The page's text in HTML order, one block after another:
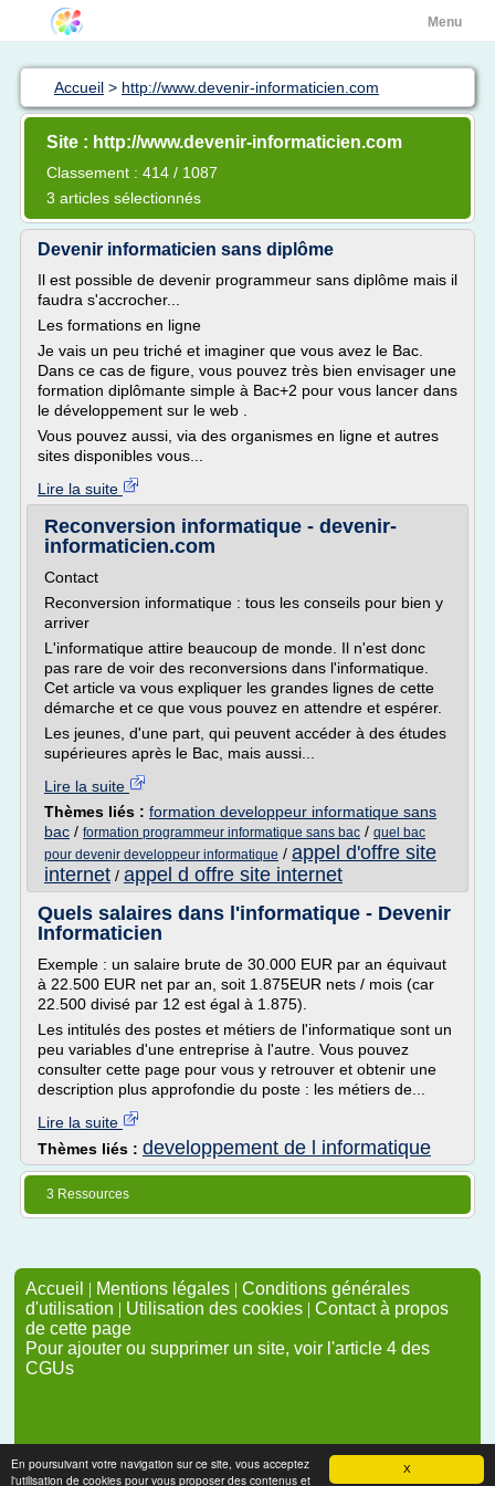
X
En poursuivant votre navigation sur ce site, vous acceptez
l'utilisation de cookies pour vous proposer des contenus et
Menu
Accueil > http://www.devenir-informaticien.com
Site : http://www.devenir-informaticien.com
Classement : 414 / 1087
3 articles sélectionnés
Devenir informaticien sans diplôme
Il est possible de devenir programmeur sans diplôme mais il
faudra s'accrocher...
Les formations en ligne
Je vais un peu triché et imaginer que vous avez le Bac.
Dans ce cas de figure, vous pouvez très bien envisager une
formation diplômante simple à Bac+2 pour vous lancer dans
le développement sur le web .
Vous pouvez aussi, via des organismes en ligne et autres
sites disponibles vous...
Lire la suite
Reconversion informatique - devenir-
informaticien.com
Contact
Reconversion informatique : tous les conseils pour bien y
arriver
L'informatique attire beaucoup de monde. Il n'est donc
pas rare de voir des reconversions dans l'informatique.
Cet article va vous expliquer les grandes lignes de cette
démarche et ce que vous pouvez en attendre et espérer.
Les jeunes, d'une part, qui peuvent accéder à des études
supérieures après le Bac, mais aussi...
Lire la suite
Thèmes liés : formation developpeur informatique sans
bac / formation programmeur informatique sans bac / quel bac
pour devenir developpeur informatique / appel d'offre site
internet / appel d offre site internet
Quels salaires dans l'informatique - Devenir
Informaticien
Exemple : un salaire brute de 30.000 EUR par an équivaut
à 22.500 EUR net par an, soit 1.875EUR nets / mois (car
22.500 divisé par 12 est égal à 1.875).
Les intitulés des postes et métiers de l'informatique sont un
peu variables d'une entreprise à l'autre. Vous pouvez
consulter cette page pour vous y retrouver et obtenir une
description plus approfondie du poste : les métiers de...
Lire la suite
Thèmes liés : developpement de l informatique
3 Ressources
Accueil | Mentions légales | Conditions générales
d'utilisation | Utilisation des cookies | Contact à propos
de cette page
Pour ajouter ou supprimer un site, voir l'article 4 des
CGUs